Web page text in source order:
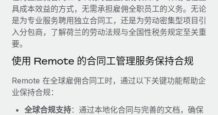
服务
咨询专家
背景调查
合规守望台
防范合规风险
Remote Build 即将推出
集成与人工智能自动化咨询
案例研究
Cultivating a Thriving Remote-First Culture in
Partnership with Remote
At a glance Discover the evolution of TheyDo, a pioneering
薪金与人才洞察
洞察中心
获得支持
查看全部资源
博客
具成本效益的方式，无需承担雇佣全职员工的义务。无论
是为专业服务聘用独立合同工，还是为劳动密集型项目引
入分包商，了解荷兰的劳动法规与全国性税务规定至关重
要。
使用 Remote 的合同工管理服务保持合规
Remote 在全球雇佣合同工时，通过以下关键功能帮助企
业保持合规：
全球合规支持：通过本地化合同与完善的文档，确保